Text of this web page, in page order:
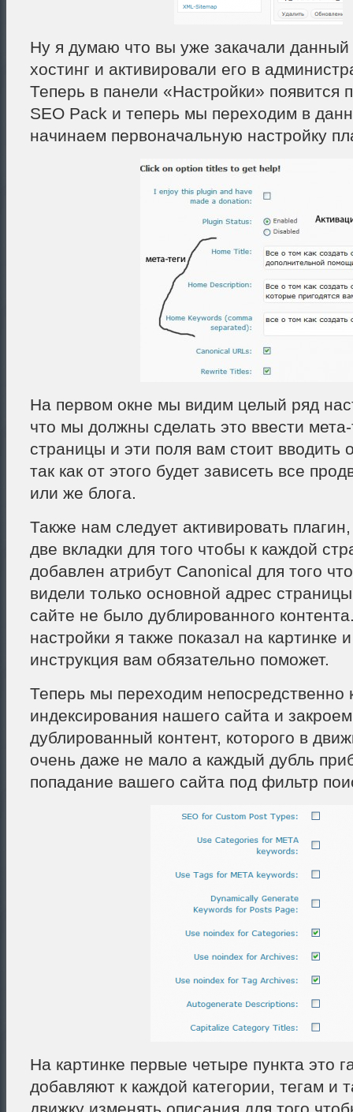
Ну я думаю что вы уже закачали данный
хостинг и активировали его в
Теперь в панели «Настройки» появится
SEO Pack и теперь мы переходим в
начинаем первоначальную настройку
На первом окне мы видим целый ряд
что мы должны сделать это ввести мета-
страницы и эти поля вам стоит вводить
так как от этого будет зависеть все
или же блога.
Также нам следует активировать
две вкладки для того чтобы к каждой
добавлен атрибут Canonical для того
видели только основной адрес
сайте не было дублированного
настройки я также показал на картинке
инструкция вам обязательно поможет.
Теперь мы переходим непосредственно
индексирования нашего сайта и
дублированный контент, которого в
очень даже не мало а каждый дубль
попадание вашего сайта под фильтр
На картинке первые четыре пункта это
добавляют к каждой категории, тегам и